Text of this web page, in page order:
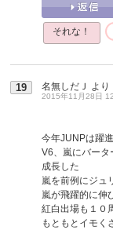
それな！
19 名無しだＪ より
2015年11月28日
今年JUNPは躍
V6、嵐にバータ
成長した
嵐を前例にジュ
嵐が飛躍的に伸
紅白出場も１０
もともとイモく